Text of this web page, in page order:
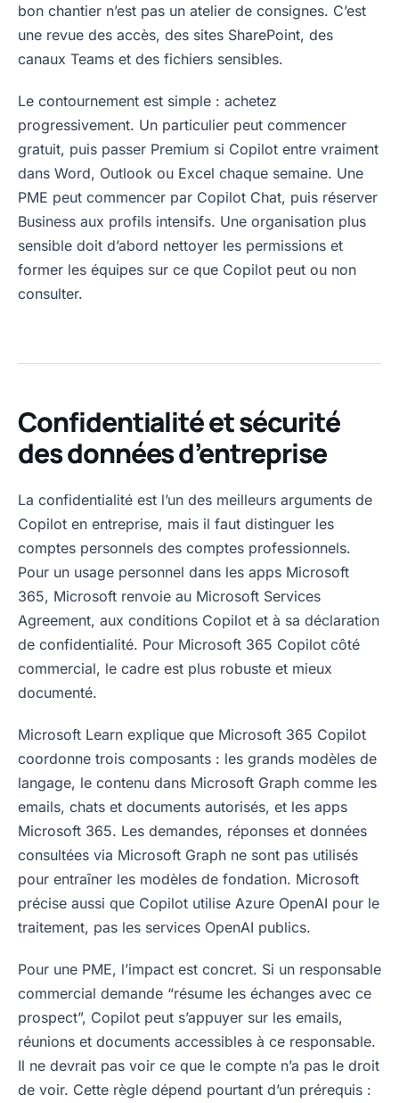
bon chantier n’est pas un atelier de consignes. C’est
une revue des accès, des sites SharePoint, des
canaux Teams et des fichiers sensibles.
Le contournement est simple : achetez
progressivement. Un particulier peut commencer
gratuit, puis passer Premium si Copilot entre vraiment
dans Word, Outlook ou Excel chaque semaine. Une
PME peut commencer par Copilot Chat, puis réserver
Business aux profils intensifs. Une organisation plus
sensible doit d’abord nettoyer les permissions et
former les équipes sur ce que Copilot peut ou non
consulter.
Confidentialité et sécurité
des données d’entreprise
La confidentialité est l’un des meilleurs arguments de
Copilot en entreprise, mais il faut distinguer les
comptes personnels des comptes professionnels.
Pour un usage personnel dans les apps Microsoft
365, Microsoft renvoie au Microsoft Services
Agreement, aux conditions Copilot et à sa déclaration
de confidentialité. Pour Microsoft 365 Copilot côté
commercial, le cadre est plus robuste et mieux
documenté.
Microsoft Learn explique que Microsoft 365 Copilot
coordonne trois composants : les grands modèles de
langage, le contenu dans Microsoft Graph comme les
emails, chats et documents autorisés, et les apps
Microsoft 365. Les demandes, réponses et données
consultées via Microsoft Graph ne sont pas utilisés
pour entraîner les modèles de fondation. Microsoft
précise aussi que Copilot utilise Azure OpenAI pour le
traitement, pas les services OpenAI publics.
Pour une PME, l’impact est concret. Si un responsable
commercial demande “résume les échanges avec ce
prospect”, Copilot peut s’appuyer sur les emails,
réunions et documents accessibles à ce responsable.
Il ne devrait pas voir ce que le compte n’a pas le droit
de voir. Cette règle dépend pourtant d’un prérequis :